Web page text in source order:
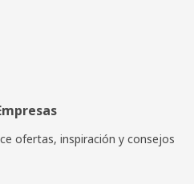
ofertas, inspiración y consejos